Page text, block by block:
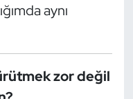
aynı
zor değil